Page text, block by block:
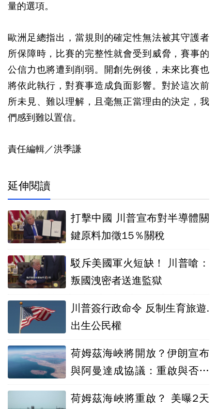
量的選項。
歐洲足總指出，當規則的確定性無法被其守護者
所保障時，比賽的完整性就會受到威脅，賽事的
公信力也將遭到削弱。開創先例後，未來比賽也
將依此執行，對賽事造成負面影響。對於這次前
所未見、難以理解，且毫無正當理由的決定，我
們感到難以置信。
責任編輯／洪季謙
延伸閱讀
打擊中國 川普宣布對半導體關
鍵原料加徵15％關稅
駁斥美國軍火短缺！ 川普嗆：
叛國洩密者送進監獄
川普簽行政命令 反制生育旅遊.
出生公民權
荷姆茲海峽將開放？伊朗宣布
與阿曼達成協議：重啟與否取
荷姆茲海峽將重啟？ 美曝2天